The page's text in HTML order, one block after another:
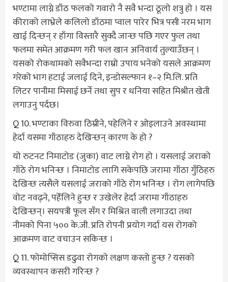
भण्टामा लाग्ने डाँठ फलको गवारो नै सवै भन्दा ठूलो शत्रु हो । यस
कीराको लाभ्रेले कलिलो डाँठमा प्वाल पारेर भित्र पसी नरम भाग
खाई दिन्छन् र हाँगा विस्तारै सुक्दै जान्छ पछि गएर फुल तथा
फलमा समेत आक्रमण गरी फल खान अनिवार्य तुल्याउँछन् ।
यसको रोकथामको सवैभन्दा राम्रो उपाय भनेको यसले आक्रमण
गरेको भाग हटाई जलाई दिने, इन्डोसल्फान १–२ मि.लि. प्रति
लिटर पानीमा मिसाई छर्ने तथा सुप र धनिया सहित मिश्रीत खेती
लगाउनु पर्दछ।
Q 10. भण्टाका विरुवा ठिम्रीने, पहेलिने र ओइलाउने अवस्थामा
हेर्दा यसमा गाँठाहरु देखिन्छन् कारण के हो ?
यो रुटनट निमाटोड (जुका) वाट लाग्ने रोग हो । यसलाई जराको
गाँठे रोग भनिन्छ । निमाटोड लागि सकेपछि जरामा गाँठा गुँठिहरु
देखिन्छ त्यसैले यसलाई जराको गाँठे रोग भनिन्छ । रोग लागेपछि
वोट नवढ्ने, पहेँलिने हुन्छ र उखेलेर हेर्दा जरामा गाँठाहरु
देखिन्छन्। सयपत्री फूल सँग र मिश्रित वाली लगाउदा तथा
नीमको पिना ५०० के.जी. प्रति रोपनी प्रयोग गर्दा यस रोगको
आक्रमण वाट वचाउन सकिन्छ ।
Q 11. फोमोप्सिस डढुवा रोगको लक्षण कस्तो हुन्छ ? यसको
व्यवस्थापन कसरी गरिन्छ ?